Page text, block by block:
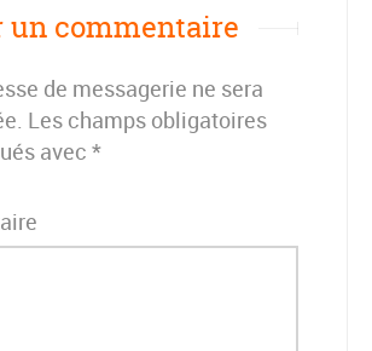
un commentaire
de messagerie ne sera
Les champs obligatoires
avec *